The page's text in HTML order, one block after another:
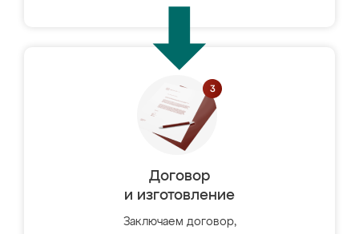
Договор
и изготовление
Заключаем договор,